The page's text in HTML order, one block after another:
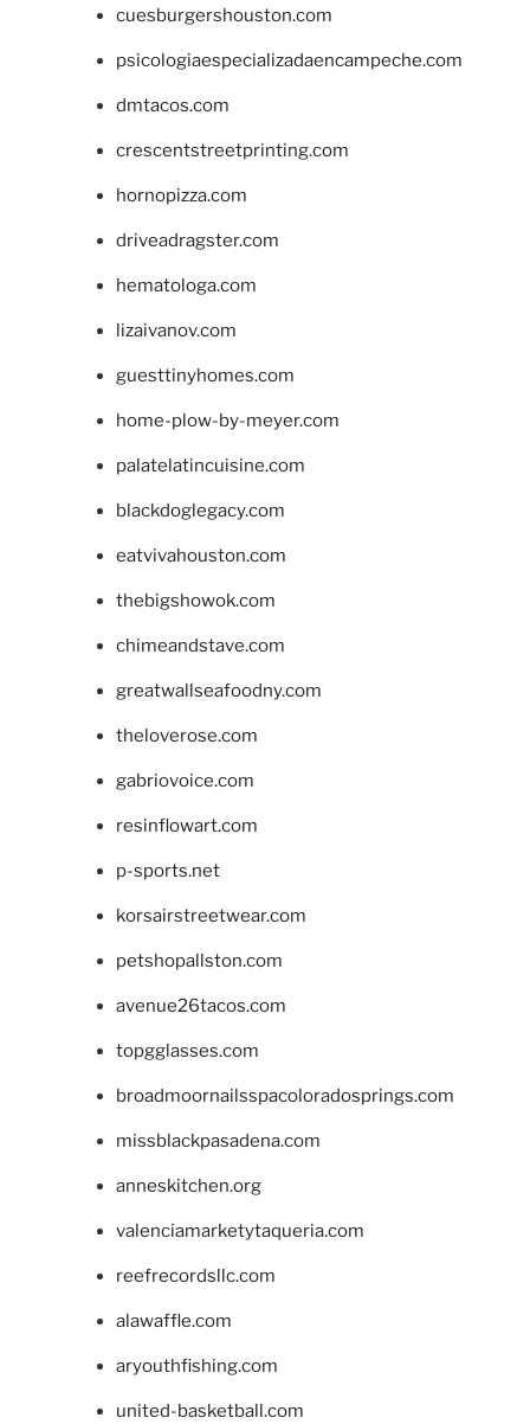
cuesburgershouston.com
psicologiaespecializadaencampeche.com
dmtacos.com
crescentstreetprinting.com
hornopizza.com
driveadragster.com
hematologa.com
lizaivanov.com
guesttinyhomes.com
home-plow-by-meyer.com
palatelatincuisine.com
blackdoglegacy.com
eatvivahouston.com
thebigshowok.com
chimeandstave.com
greatwallseafoodny.com
theloverose.com
gabriovoice.com
resinflowart.com
p-sports.net
korsairstreetwear.com
petshopallston.com
avenue26tacos.com
topgglasses.com
broadmoornailsspacoloradosprings.com
missblackpasadena.com
anneskitchen.org
valenciamarketytaqueria.com
reefrecordsllc.com
alawaffle.com
aryouthfishing.com
united-basketball.com